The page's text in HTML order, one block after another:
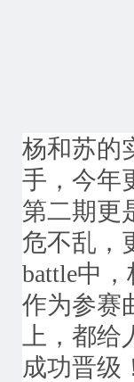
杨和苏的
手，今年
第二期更
危不乱，
battle中
作为参赛
上，都
成功晋级